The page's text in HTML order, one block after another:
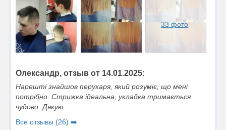
33 фото
Олександр, отзыв от 14.01.2025:
Нарешті знайшов перукаря, який розуміє, що мені
потрібно. Стрижка ідеальна, укладка тримається
чудово. Дякую.
Все отзывы (26) ➡️